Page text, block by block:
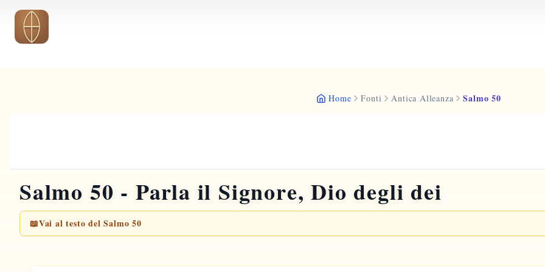
Vai al contenuto principale
Home Fonti Antica Alleanza Salmo 50
Salmo 50 - Parla il Signore, Dio degli dei
📖Vai al testo del Salmo 50